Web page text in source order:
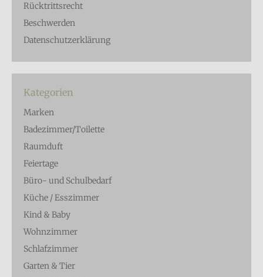
Rücktrittsrecht
Beschwerden
Datenschutzerklärung
Kategorien
Marken
Badezimmer/Toilette
Raumduft
Feiertage
Büro- und Schulbedarf
Küche / Esszimmer
Kind & Baby
Wohnzimmer
Schlafzimmer
Garten & Tier